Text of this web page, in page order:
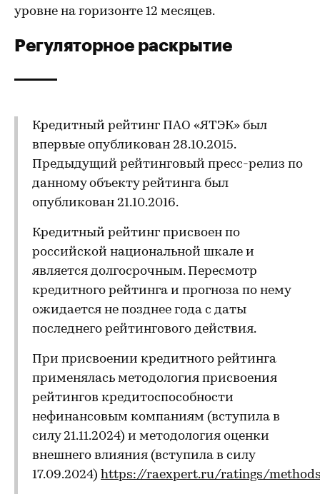
уровне на горизонте 12 месяцев.
Регуляторное раскрытие
Кредитный рейтинг ПАО «ЯТЭК» был
впервые опубликован 28.10.2015.
Предыдущий рейтинговый пресс-релиз по
данному объекту рейтинга был
опубликован 21.10.2016.
Кредитный рейтинг присвоен по
российской национальной шкале и
является долгосрочным. Пересмотр
кредитного рейтинга и прогноза по нему
ожидается не позднее года с даты
последнего рейтингового действия.
При присвоении кредитного рейтинга
применялась методология присвоения
рейтингов кредитоспособности
нефинансовым компаниям (вступила в
силу 21.11.2024) и методология оценки
внешнего влияния (вступила в силу
17.09.2024) https://raexpert.ru/ratings/